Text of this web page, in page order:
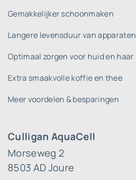
Culligan AquaCell
Morseweg 2
8503 AD Joure
Gemakkelijker schoonmaken
Langere levensduur van apparaten
Optimaal zorgen voor huid en haar
Extra smaakvolle koffie en thee
Meer voordelen & besparingen